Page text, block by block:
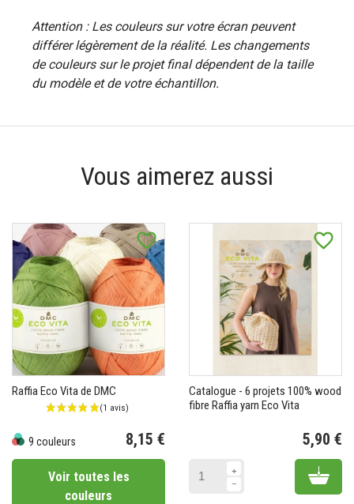
Attention : Les couleurs sur votre écran peuvent
différer légèrement de la réalité. Les changements
de couleurs sur le projet final dépendent de la taille
du modèle et de votre échantillon.
Vous aimerez aussi
favorite_border
Raffia Eco Vita de DMC
9 couleurs 8,15 €
Voir toutes les
couleurs
favorite_border
Catalogue - 6 projets 100% wood
fibre Raffia yarn Eco Vita
5,90 €
Add